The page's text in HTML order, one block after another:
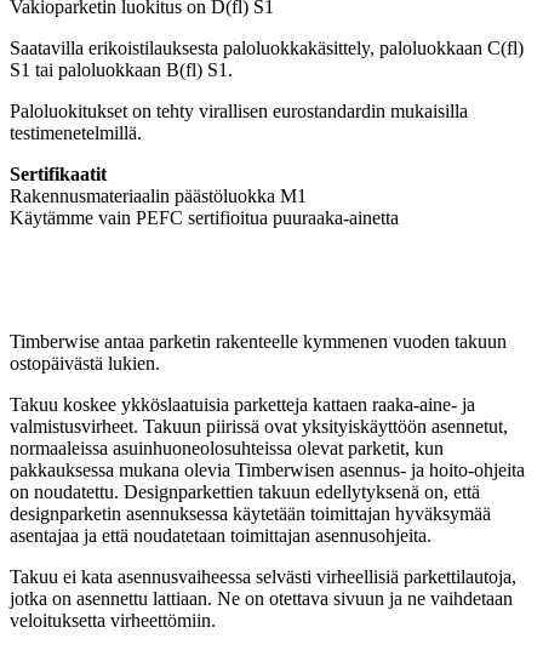
Vakioparketin luokitus on D(fl) S1
Saatavilla erikoistilauksesta paloluokkakäsittely, paloluokkaan C(fl)
S1 tai paloluokkaan B(fl) S1.
Paloluokitukset on tehty virallisen eurostandardin mukaisilla
testimenetelmillä.
Sertifikaatit
Rakennusmateriaalin päästöluokka M1
Käytämme vain PEFC sertifioitua puuraaka-ainetta
Timberwise antaa parketin rakenteelle kymmenen vuoden takuun
ostopäivästä lukien.
Takuu koskee ykköslaatuisia parketteja kattaen raaka-aine- ja
valmistusvirheet. Takuun piirissä ovat yksityiskäyttöön asennetut,
normaaleissa asuinhuoneolosuhteissa olevat parketit, kun
pakkauksessa mukana olevia Timberwisen asennus- ja hoito-ohjeita
on noudatettu. Designparkettien takuun edellytyksenä on, että
designparketin asennuksessa käytetään toimittajan hyväksymää
asentajaa ja että noudatetaan toimittajan asennusohjeita.
Takuu ei kata asennusvaiheessa selvästi virheellisiä parkettilautoja,
jotka on asennettu lattiaan. Ne on otettava sivuun ja ne vaihdetaan
veloituksetta virheettömiin.